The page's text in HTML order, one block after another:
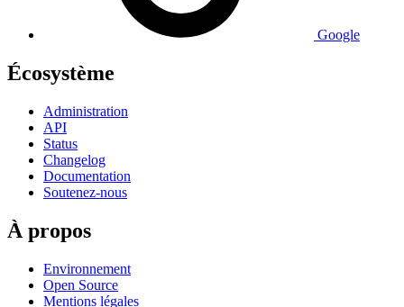
Google
Écosystème
Administration
API
Status
Changelog
Documentation
Soutenez-nous
À propos
Environnement
Open Source
Mentions légales